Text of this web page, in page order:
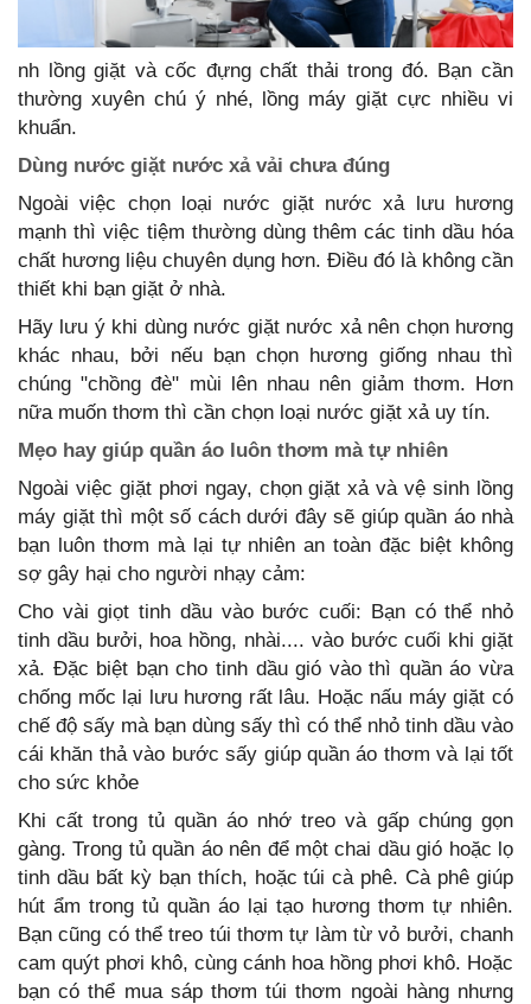
nh lồng giặt và cốc đựng chất thải trong đó. Bạn cần
thường xuyên chú ý nhé, lồng máy giặt cực nhiều vi
khuẩn.
Dùng nước giặt nước xả vải chưa đúng
Ngoài việc chọn loại nước giặt nước xả lưu hương
mạnh thì việc tiệm thường dùng thêm các tinh dầu hóa
chất hương liệu chuyên dụng hơn. Điều đó là không cần
thiết khi bạn giặt ở nhà.
Hãy lưu ý khi dùng nước giặt nước xả nên chọn hương
khác nhau, bởi nếu bạn chọn hương giống nhau thì
chúng "chồng đè" mùi lên nhau nên giảm thơm. Hơn
nữa muốn thơm thì cần chọn loại nước giặt xả uy tín.
Mẹo hay giúp quần áo luôn thơm mà tự nhiên
Ngoài việc giặt phơi ngay, chọn giặt xả và vệ sinh lồng
máy giặt thì một số cách dưới đây sẽ giúp quần áo nhà
bạn luôn thơm mà lại tự nhiên an toàn đặc biệt không
sợ gây hại cho người nhạy cảm:
Cho vài giọt tinh dầu vào bước cuối: Bạn có thể nhỏ
tinh dầu bưởi, hoa hồng, nhài.... vào bước cuối khi giặt
xả. Đặc biệt bạn cho tinh dầu gió vào thì quần áo vừa
chống mốc lại lưu hương rất lâu. Hoặc nấu máy giặt có
chế độ sấy mà bạn dùng sấy thì có thể nhỏ tinh dầu vào
cái khăn thả vào bước sấy giúp quần áo thơm và lại tốt
cho sức khỏe
Khi cất trong tủ quần áo nhớ treo và gấp chúng gọn
gàng. Trong tủ quần áo nên để một chai dầu gió hoặc lọ
tinh dầu bất kỳ bạn thích, hoặc túi cà phê. Cà phê giúp
hút ẩm trong tủ quần áo lại tạo hương thơm tự nhiên.
Bạn cũng có thể treo túi thơm tự làm từ vỏ bưởi, chanh
cam quýt phơi khô, cùng cánh hoa hồng phơi khô. Hoặc
bạn có thể mua sáp thơm túi thơm ngoài hàng nhưng